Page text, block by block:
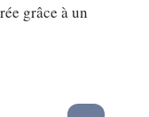
grâce à un